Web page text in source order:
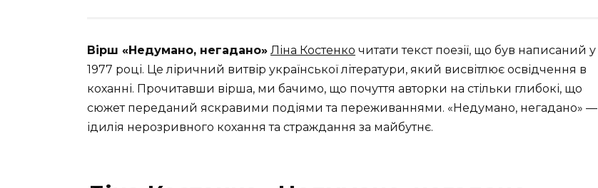
Вірш «Недумано, негадано» Ліна Костенко читати текст поезії, що був написаний у
1977 році. Це ліричний витвір української літератури, який висвітлює освідчення в
коханні. Прочитавши вірша, ми бачимо, що почуття авторки на стільки глибокі, що
сюжет переданий яскравими подіями та переживаннями. «Недумано, негадано» —
ідилія нерозривного кохання та страждання за майбутнє.